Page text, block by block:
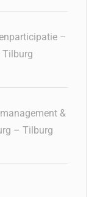
–
Tilburg
&
– Tilburg